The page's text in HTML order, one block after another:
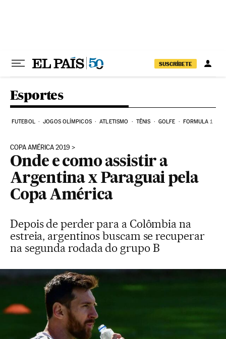
SUSCRÍBETE
Esportes
FUTEBOL JOGOS OLÍMPICOS ATLETISMO TÊNIS GOLFE FORMULA 1
COPA AMÉRICA 2019
Onde e como assistir a
Argentina x Paraguai pela
Copa América
Depois de perder para a Colômbia na
estreia, argentinos buscam se recuperar
na segunda rodada do grupo B